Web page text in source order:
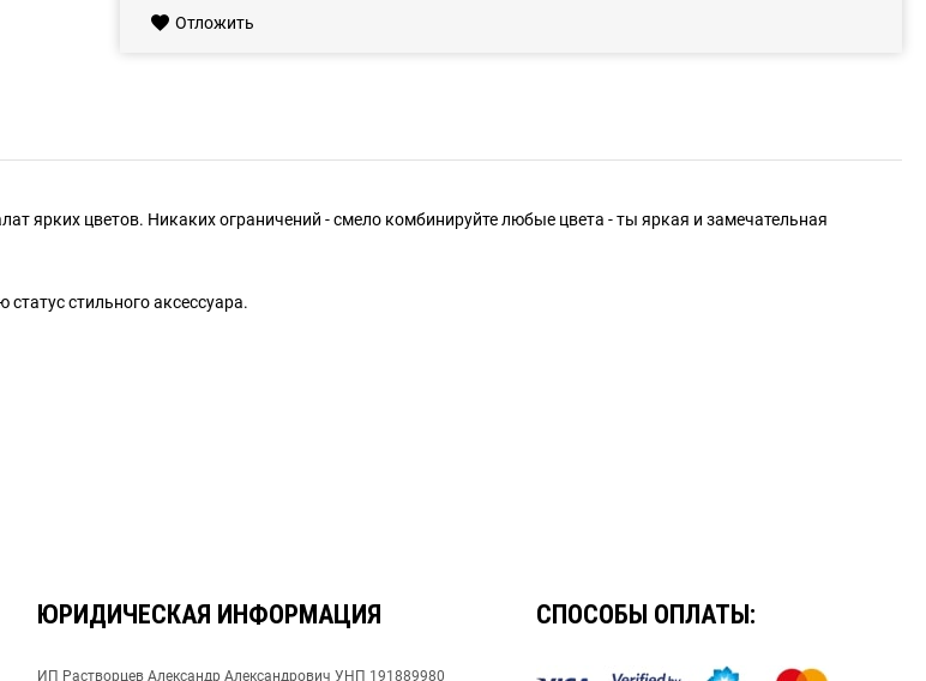
Отложить
ярких цветов. Никаких ограничений - смело комбинируйте любые цвета - ты яркая и замечательная
стильного аксессуара.
ЮРИДИЧЕСКАЯ ИНФОРМАЦИЯ
ИП Растворцев Александр Александрович УНП 191889980
СПОСОБЫ ОПЛАТЫ: